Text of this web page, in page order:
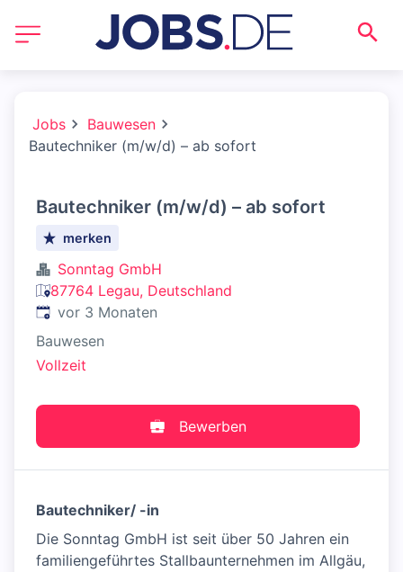
Jobs
Bauwesen
Bautechniker (m/w/d) – ab sofort
Bautechniker (m/w/d) – ab sofort
merken
Sonntag GmbH
87764 Legau, Deutschland
Veröffentlicht:
vor 3 Monaten
Bauwesen
Vollzeit
Bewerben
Bautechniker/ -in
Die Sonntag GmbH ist seit über 50 Jahren ein
familiengeführtes Stallbaunternehmen im Allgäu,